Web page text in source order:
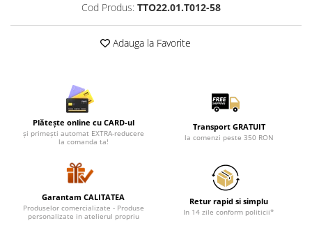
Halate si pijamale Family
Seturi elegante femei
Pijamale de copii
Pijamale BIG SIZE femei
Cadouri ocazii speciale
Tricouri de craciun
Cod Produs: TTO22.01.T012-58
Adauga la Favorite
Plătește online cu CARD-ul
și primești automat EXTRA-reducere
la comanda ta!
Transport GRATUIT
la comenzi peste 350 RON
Garantam CALITATEA
Produselor comercializate - Produse
personalizate in atelierul propriu
Retur rapid si simplu
In 14 zile conform politicii*